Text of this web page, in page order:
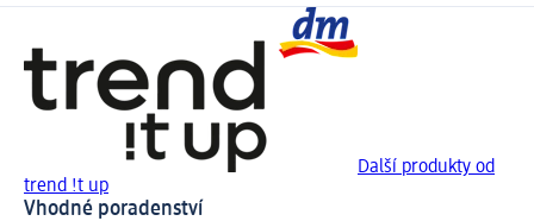
Další produkty od
trend !t up
Vhodné poradenství